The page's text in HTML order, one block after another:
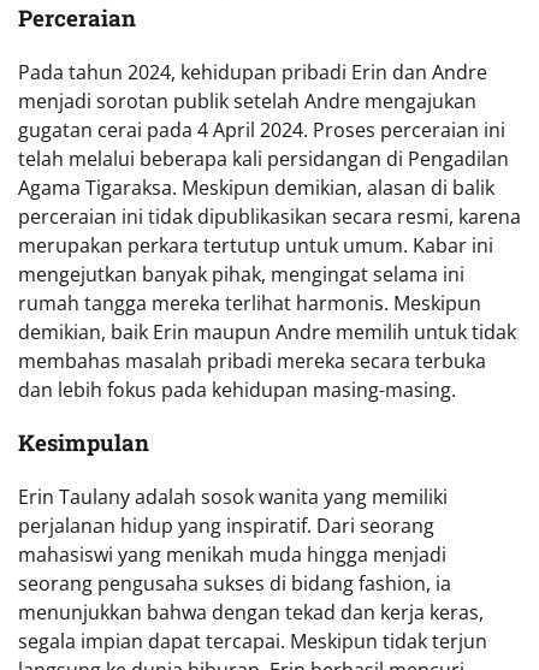
Perceraian
Pada tahun 2024, kehidupan pribadi Erin dan Andre
menjadi sorotan publik setelah Andre mengajukan
gugatan cerai pada 4 April 2024. Proses perceraian ini
telah melalui beberapa kali persidangan di Pengadilan
Agama Tigaraksa. Meskipun demikian, alasan di balik
perceraian ini tidak dipublikasikan secara resmi, karena
merupakan perkara tertutup untuk umum. Kabar ini
mengejutkan banyak pihak, mengingat selama ini
rumah tangga mereka terlihat harmonis. Meskipun
demikian, baik Erin maupun Andre memilih untuk tidak
membahas masalah pribadi mereka secara terbuka
dan lebih fokus pada kehidupan masing-masing.
Kesimpulan
Erin Taulany adalah sosok wanita yang memiliki
perjalanan hidup yang inspiratif. Dari seorang
mahasiswi yang menikah muda hingga menjadi
seorang pengusaha sukses di bidang fashion, ia
menunjukkan bahwa dengan tekad dan kerja keras,
segala impian dapat tercapai. Meskipun tidak terjun